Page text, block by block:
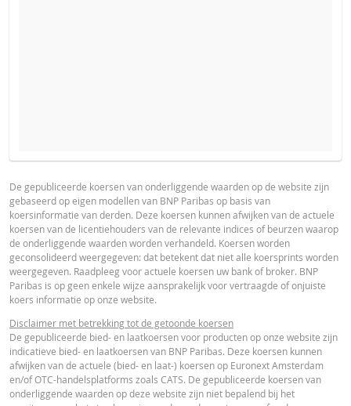
VERWACHTE KOERS VAN DE ONDERLIGGENDE WAARDE
AANTAL PRODUCTEN
PERIODE
ACTUELE BEREKENDE
PROSPECTUS
Nederlands (Nederland) PDF
FINAL TERMS
Nederlands (Nederland)
DEFINITIEVE VOORWAARDEN SAMENVATTING
PRODUCT PROJECTIONS
Some helper text for the product price projections, financial
advised
UNDERLYING PRICE PRICE PROJECTION
De gepubliceerde koersen van onderliggende waarden op de website zijn
gebaseerd op eigen modellen van BNP Paribas op basis van
koersinformatie van derden. Deze koersen kunnen afwijken van de actuele
koersen van de licentiehouders van de relevante indices of beurzen waarop
de onderliggende waarden worden verhandeld. Koersen worden
geconsolideerd weergegeven: dat betekent dat niet alle koersprints worden
weergegeven. Raadpleeg voor actuele koersen uw bank of broker. BNP
Paribas is op geen enkele wijze aansprakelijk voor vertraagde of onjuiste
koers informatie op onze website.
Disclaimer met betrekking tot de getoonde koersen
De gepubliceerde bied- en laatkoersen voor producten op onze website zijn
indicatieve bied- en laatkoersen van BNP Paribas. Deze koersen kunnen
afwijken van de actuele (bied- en laat-) koersen op Euronext Amsterdam
en/of OTC-handelsplatforms zoals CATS. De gepubliceerde koersen van
onderliggende waarden op deze website zijn niet bepalend bij het